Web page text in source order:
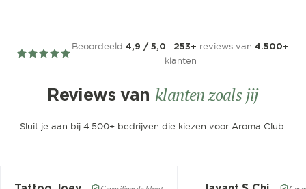
Beoordeeld 4,9 / 5,0 · 253+ reviews van 4.500+
klanten
Reviews van klanten zoals jij
Sluit je aan bij 4.500+ bedrijven die kiezen voor Aroma Club.